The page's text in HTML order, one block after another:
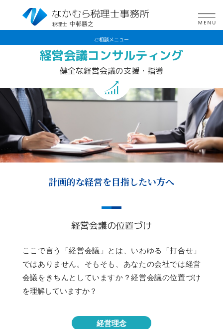
税理士 中邨勝之
ご相談メニュー
経営会議コンサルティング
健全な経営会議の支援・指導
計画的な経営を目指したい方へ
経営会議の位置づけ
ここで言う「経営会議」とは、いわゆる「打合せ」
ではありません。そもそも、あなたの会社では経営
会議をきちんとしていますか？経営会議の位置づけ
を理解していますか？
経営理念